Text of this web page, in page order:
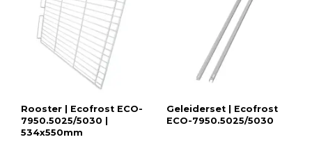
Rooster | Ecofrost ECO-
7950.5025/5030 |
534x550mm
Geleiderset | Ecofrost
ECO-7950.5025/5030